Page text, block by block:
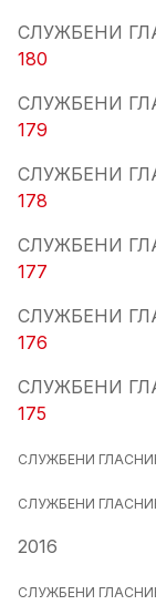
СЛУЖБЕНИ
180
СЛУЖБЕНИ
179
СЛУЖБЕНИ
178
СЛУЖБЕНИ
177
СЛУЖБЕНИ
176
СЛУЖБЕНИ
175
СЛУЖБЕНИ
СЛУЖБЕНИ
2016
СЛУЖБЕНИ